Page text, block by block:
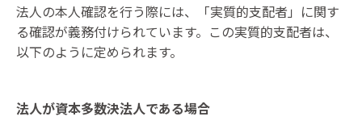
法人の本人確認を行う際には、「実質的支配者」に関す
る確認が義務付けられています。この実質的支配者は、
以下のように定められます。
法人が資本多数決法人である場合